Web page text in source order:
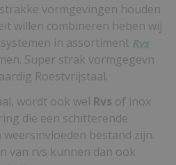
vormgevingen houden
willen combineren heben wij
in assortiment Rvs
Super strak vormgegevn
Roestvrijstaal.
wordt ook wel Rvs of inox
die een schitterende
bestand zijn.
van rvs kunnen dan ook